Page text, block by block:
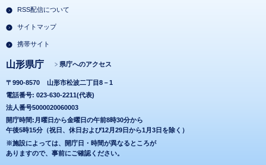
RSS配信について
サイトマップ
携帯サイト
山形県庁 県庁へのアクセス
〒990-8570
山形市松波二丁目8－1
電話番号: 023-630-2211(代表)
法人番号5000020060003
開庁時間:月曜日から金曜日の午前8時30分から
午後5時15分（祝日、休日および12月29日から1月3日を除く）
※施設によっては、開庁日・時間が異なるところが
ありますので、事前にご確認ください。